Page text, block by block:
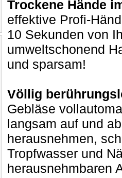
Trockene Hände
effektive Profi-
10 Sekunden von
umweltschonend
und sparsam!
Völlig
Gebläse
langsam auf und
herausnehmen,
Tropfwasser und
herausnehmbaren